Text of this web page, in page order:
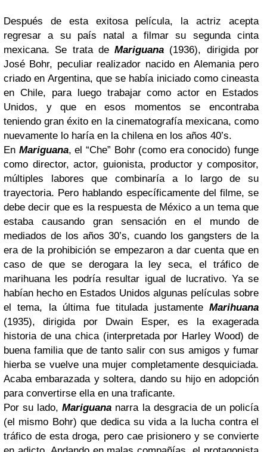
Después de esta exitosa película, la actriz acepta
regresar a su país natal a filmar su segunda cinta
mexicana. Se trata deMariguana (1936), dirigida por
José Bohr, peculiar realizador nacido en Alemania pero
criado en Argentina, que se había iniciado como cineasta
en Chile, para luego trabajar como actor en Estados
Unidos, y que en esos momentos se encontraba
teniendo gran éxito en la cinematografía mexicana, como
nuevamente lo haría en la chilena en los años 40’s.
En Mariguana, el “Che” Bohr (como era conocido) funge
como director, actor, guionista, productor y compositor,
múltiples labores que combinaría a lo largo de su
trayectoria. Pero hablando específicamente del filme, se
debe decir que es la respuesta de México a un tema que
estaba causando gran sensación en el mundo de
mediados de los años 30’s, cuando los gangsters de la
era de la prohibición se empezaron a dar cuenta que en
caso de que se derogara la ley seca, el tráfico de
marihuana les podría resultar igual de lucrativo. Ya se
habían hecho en Estados Unidos algunas películas sobre
el tema, la última fue titulada justamente Marihuana
(1935), dirigida por Dwain Esper, es la exagerada
historia de una chica (interpretada por Harley Wood) de
buena familia que de tanto salir con sus amigos y fumar
hierba se vuelve una mujer completamente desquiciada.
Acaba embarazada y soltera, dando su hijo en adopción
para convertirse ella en una traficante.
Por su lado,Mariguana narra la desgracia de un policía
(el mismo Bohr) que dedica su vida a la lucha contra el
tráfico de esta droga, pero cae prisionero y se convierte